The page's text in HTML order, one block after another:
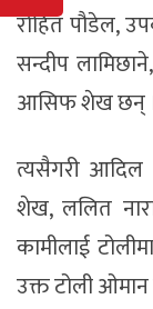
रोहित पौडेल,
सन्दीप
आसिफ शेख छन्
त्यसैगरी
शेख, ललित
कामीलाई
उक्त टोली